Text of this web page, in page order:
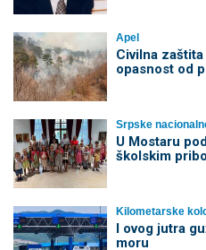
Apel
Civilna
opasnost od
Srpske
U Mostaru
školskim
Kilometarske
I ovog jutra
moru